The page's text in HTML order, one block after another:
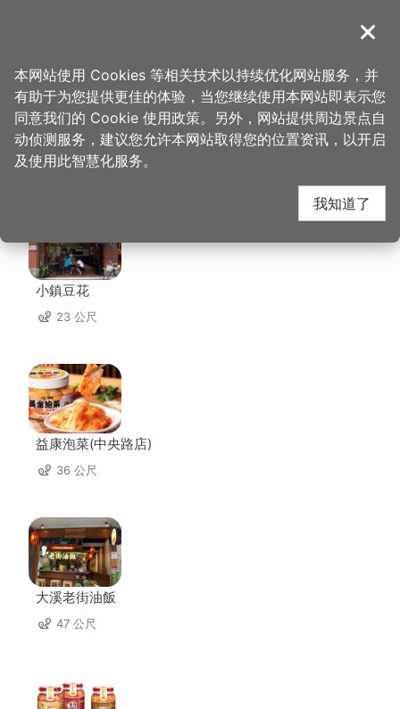
導覽
首页 > 想去的地方 > 美食、购物 > 新玉清木器行
新玉清木器行 周边店家
小鎮豆花
23 公尺
益康泡菜(中央路店)
36 公尺
大溪老街油飯
47 公尺
关闭
本网站使用 Cookies 等相关技术以持续优化网站服务，并
有助于为您提供更佳的体验，当您继续使用本网站即表示您
同意我们的 Cookie 使用政策。另外，网站提供周边景点自
动侦测服务，建议您允许本网站取得您的位置资讯，以开启
及使用此智慧化服务。
我知道了